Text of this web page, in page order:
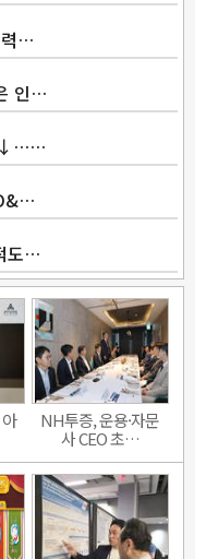
력…
인…
도…
NH투증, 운용·자문
사 CEO 초…